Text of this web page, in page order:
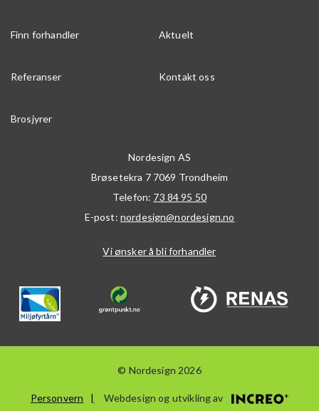
Finn forhandler Aktuelt
Referanser Kontakt oss
Brosjyrer
Nordesign AS
Brøsetekra 7 7069 Trondheim
Telefon: 73 84 95 50
E-post: nordesign@nordesign.no
Vi ønsker å bli forhandler
© Nordesign 2026
Personvern Webdesign og utvikling av